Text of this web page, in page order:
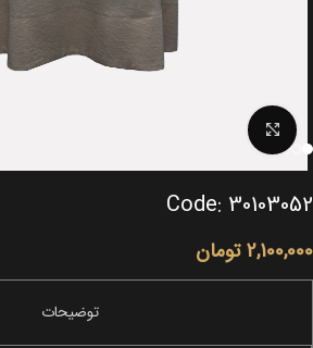
Click to enlarge
Code: 30103052
2,100,000 تومان